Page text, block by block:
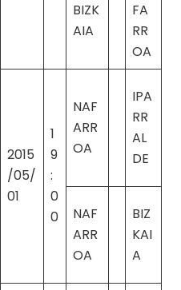
BIZK
AIA
FA
RR
OA
2015
/05/
01
1
9
:
0
0
NAF
ARR
OA
IPA
RR
AL
DE
NAF
ARR
OA
BIZ
KAI
A